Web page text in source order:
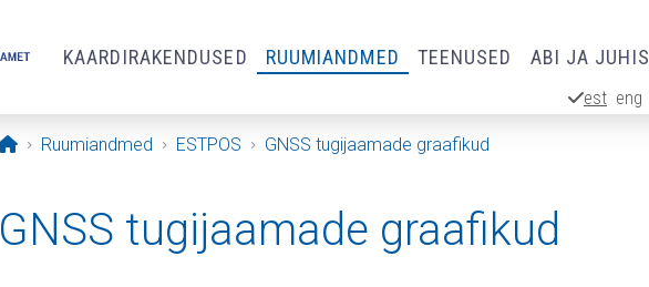
KAARDIRAKENDUSED RUUMIANDMED TEENUSED ABI JA
est eng
Avaleht
Ruumiandmed ESTPOS GNSS tugijaamade graafikud
GNSS tugijaamade graafikud